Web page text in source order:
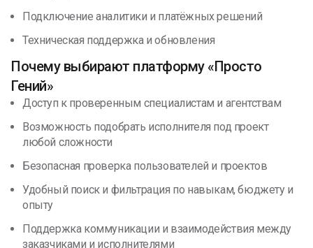
Подключение аналитики и платёжных решений
Техническая поддержка и обновления
Почему выбирают платформу «Просто
Гений»
Доступ к проверенным специалистам и агентствам
Возможность подобрать исполнителя под проект
любой сложности
Безопасная проверка пользователей и проектов
Удобный поиск и фильтрация по навыкам, бюджету и
опыту
Поддержка коммуникации и взаимодействия между
заказчиками и исполнителями